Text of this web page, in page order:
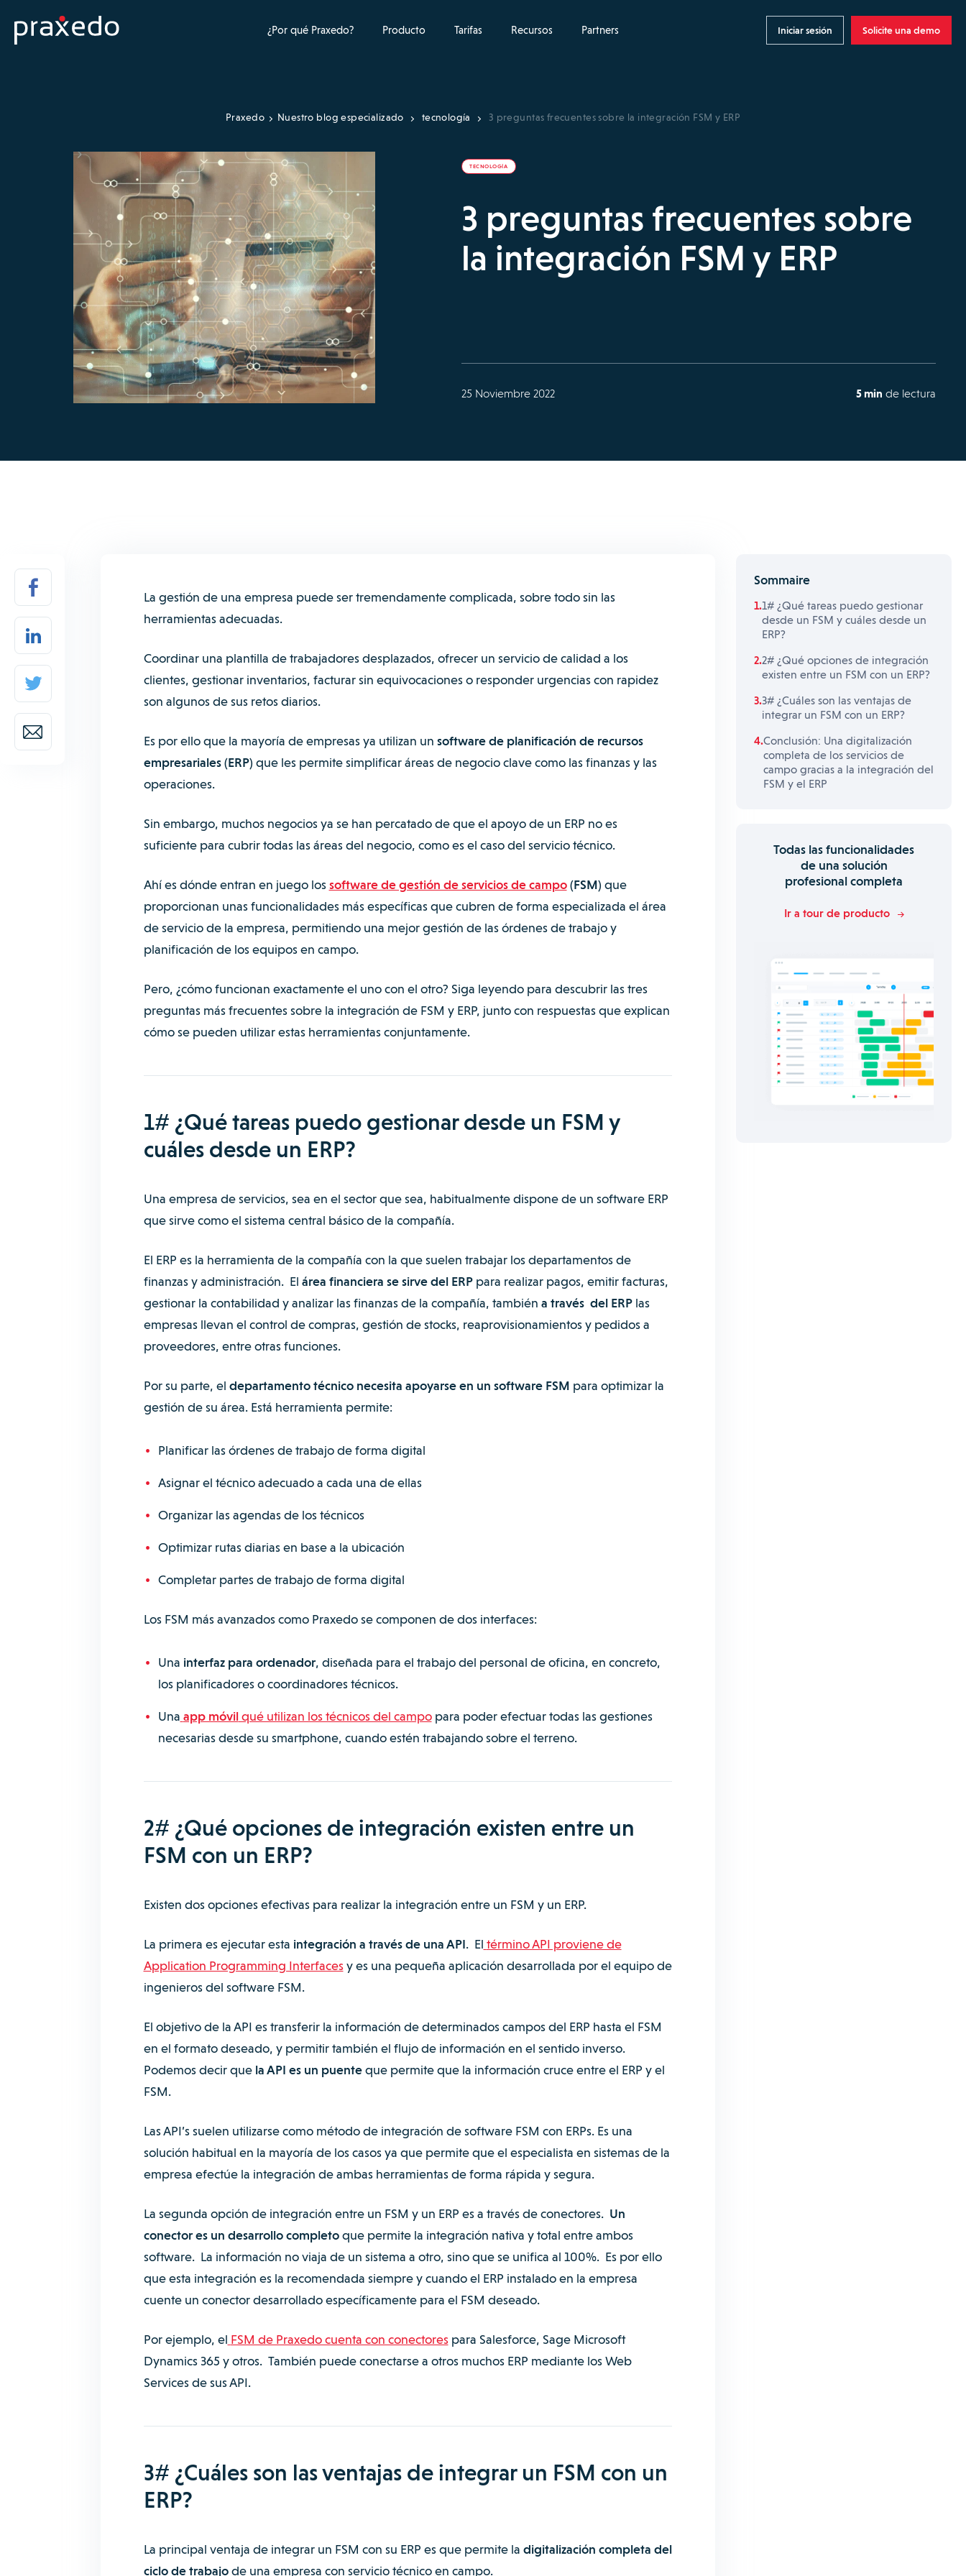
¿Por qué Praxedo? Producto Tarifas Recursos Partners Iniciar sesión Solicite una demo
Praxedo Nuestro blog especializado tecnología 3 preguntas frecuentes sobre la integración FSM y ERP
TECNOLOGÍA
3 preguntas frecuentes sobre
la integración FSM y ERP
25 Noviembre 2022 5 min de lectura
La gestión de una empresa puede ser tremendamente complicada, sobre todo sin las
herramientas adecuadas.
Coordinar una plantilla de trabajadores desplazados, ofrecer un servicio de calidad a los
clientes, gestionar inventarios, facturar sin equivocaciones o responder urgencias con rapidez
son algunos de sus retos diarios.
Es por ello que la mayoría de empresas ya utilizan un software de planificación de recursos
empresariales (ERP) que les permite simplificar áreas de negocio clave como las finanzas y las
operaciones.
Sin embargo, muchos negocios ya se han percatado de que el apoyo de un ERP no es
suficiente para cubrir todas las áreas del negocio, como es el caso del servicio técnico.
Ahí es dónde entran en juego lossoftware de gestión de servicios de campo(FSM) que
proporcionan unas funcionalidades más específicas que cubren de forma especializada el área
de servicio de la empresa, permitiendo una mejor gestión de las órdenes de trabajo y
planificación de los equipos en campo.
Pero, ¿cómo funcionan exactamente el uno con el otro? Siga leyendo para descubrir las tres
preguntas más frecuentes sobre la integración de FSM y ERP, junto con respuestas que explican
cómo se pueden utilizar estas herramientas conjuntamente.
1# ¿Qué tareas puedo gestionar desde un FSM y
cuáles desde un ERP?
Una empresa de servicios, sea en el sector que sea, habitualmente dispone de un software ERP
que sirve como el sistema central básico de la compañía.
El ERP es la herramienta de la compañía con la que suelen trabajar los departamentos de
finanzas y administración. El área financiera se sirve del ERPpara realizar pagos, emitir facturas,
gestionar la contabilidad y analizar las finanzas de la compañía, también a través del ERPlas
empresas llevan el control de compras, gestión de stocks, reaprovisionamientos y pedidos a
proveedores, entre otras funciones.
Por su parte, el departamento técnico necesita apoyarse en un software FSM para optimizar la
gestión de su área. Está herramienta permite:
Planificar las órdenes de trabajo de forma digital
Asignar el técnico adecuado a cada una de ellas
Organizar las agendas de los técnicos
Optimizar rutas diarias en base a la ubicación
Completar partes de trabajo de forma digital
Los FSM más avanzados como Praxedo se componen de dos interfaces:
Una interfaz para ordenador, diseñada para el trabajo del personal de oficina, en concreto,
los planificadores o coordinadores técnicos.
Una app móvilqué utilizan los técnicos del campopara poder efectuar todas las gestiones
necesarias desde su smartphone, cuando estén trabajando sobre el terreno.
2# ¿Qué opciones de integración existen entre un
FSM con un ERP?
Existen dos opciones efectivas para realizar la integración entre un FSM y un ERP.
La primera es ejecutar esta integración a través de una API. El término API proviene de
Application Programming Interfacesy es una pequeña aplicación desarrollada por el equipo de
ingenieros del software FSM.
El objetivo de la API es transferir la información de determinados campos del ERP hasta el FSM
en el formato deseado, y permitir también el flujo de información en el sentido inverso.
Podemos decir que la API es un puenteque permite que la información cruce entre el ERP y el
FSM.
Las API’s suelen utilizarse como método de integración de software FSM con ERPs. Es una
solución habitual en la mayoría de los casos ya que permite que el especialista en sistemas de la
empresa efectúe la integración de ambas herramientas de forma rápida y segura.
La segunda opción de integración entre un FSM y un ERP es a través de conectores. Un
conector es un desarrollo completoque permite la integración nativa y total entre ambos
software. La información no viaja de un sistema a otro, sino que se unifica al 100%. Es por ello
que esta integración es la recomendada siempre y cuando el ERP instalado en la empresa
cuente un conector desarrollado específicamente para el FSM deseado.
Por ejemplo, el FSM de Praxedo cuenta con conectorespara Salesforce, Sage Microsoft
Dynamics 365 y otros. También puede conectarse a otros muchos ERP mediante los Web
Services de sus API.
3# ¿Cuáles son las ventajas de integrar un FSM con un
ERP?
La principal ventaja de integrar un FSM con su ERP es que permite la digitalización completa del
ciclo de trabajode una empresa con servicio técnico en campo.
Sommaire
1# ¿Qué tareas puedo gestionar
desde un FSM y cuáles desde un
ERP?
2# ¿Qué opciones de integración
existen entre un FSM con un ERP?
3# ¿Cuáles son las ventajas de
integrar un FSM con un ERP?
Conclusión: Una digitalización
completa de los servicios de
campo gracias a la integración del
FSM y el ERP
Todas las funcionalidades
de una solución
profesional completa
Ir a tour de producto